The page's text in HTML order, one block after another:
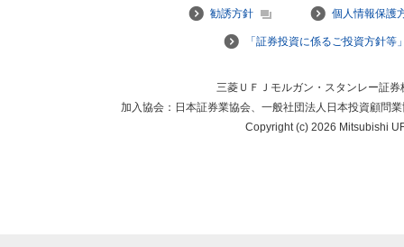
勧誘方針 個人情報保護
「証券投資に係るご投資方針
三菱ＵＦＪモルガン・スタンレー証
加入協会：日本証券業協会、一般社団法人日本投資顧問
Copyright (c) 2026 Mitsubishi